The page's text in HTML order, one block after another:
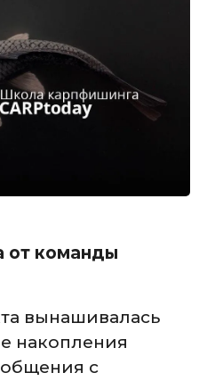
от команды
вынашивалась
накопления
с